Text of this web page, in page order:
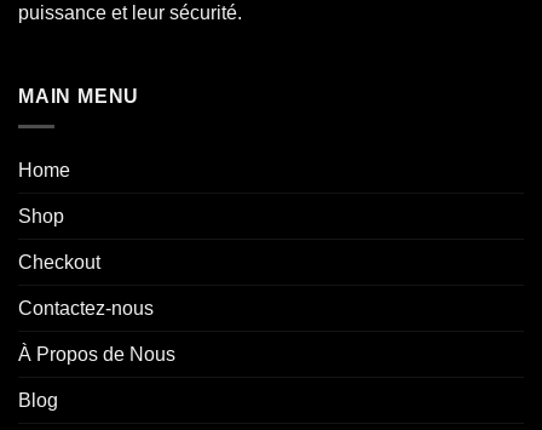
puissance et leur sécurité.
MAIN MENU
Home
Shop
Checkout
Contactez-nous
À Propos de Nous
Blog